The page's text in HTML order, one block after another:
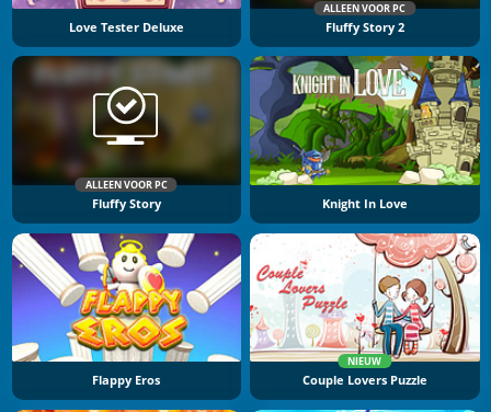
Love Tester Deluxe
ALLEEN VOOR PC
Fluffy Story 2
ALLEEN VOOR PC
Fluffy Story Knight In Love
Flappy Eros
NIEUW
Couple Lovers Puzzle